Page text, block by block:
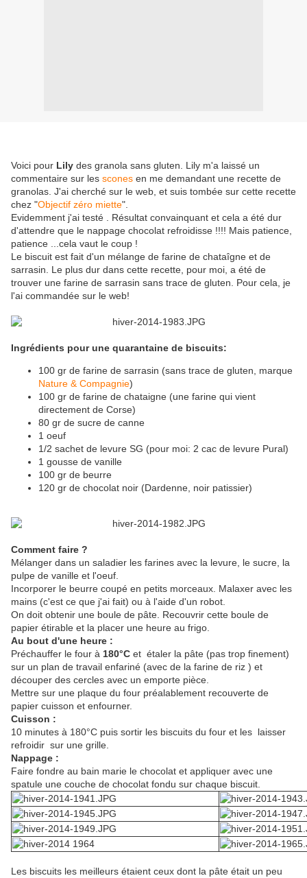
Voici pour Lily des granola sans gluten. Lily m'a laissé un
commentaire sur les scones en me demandant une recette de
granolas. J'ai cherché sur le web, et suis tombée sur cette recette
chez "Objectif zéro miette".
Evidemment j'ai testé . Résultat convainquant et cela a été dur
d'attendre que le nappage chocolat refroidisse !!!! Mais patience,
patience ...cela vaut le coup !
Le biscuit est fait d'un mélange de farine de chataîgne et de
sarrasin. Le plus dur dans cette recette, pour moi, a été de
trouver une farine de sarrasin sans trace de gluten. Pour cela, je
l'ai commandée sur le web!
Ingrédients pour une quarantaine de biscuits:
100 gr de farine de sarrasin (sans trace de gluten, marque
Nature & Compagnie)
100 gr de farine de chataigne (une farine qui vient
directement de Corse)
80 gr de sucre de canne
1 oeuf
1/2 sachet de levure SG (pour moi: 2 cac de levure Pural)
1 gousse de vanille
100 gr de beurre
120 gr de chocolat noir (Dardenne, noir patissier)
Comment faire ?
Mélanger dans un saladier les farines avec la levure, le sucre, la
pulpe de vanille et l'oeuf.
Incorporer le beurre coupé en petits morceaux. Malaxer avec les
mains (c'est ce que j'ai fait) ou à l'aide d'un robot.
On doit obtenir une boule de pâte. Recouvrir cette boule de
papier étirable et la placer une heure au frigo.
Au bout d'une heure :
Préchauffer le four à 180°C et étaler la pâte (pas trop finement)
sur un plan de travail enfariné (avec de la farine de riz ) et
découper des cercles avec un emporte pièce.
Mettre sur une plaque du four préalablement recouverte de
papier cuisson et enfourner.
Cuisson :
10 minutes à 180°C puis sortir les biscuits du four et les laisser
refroidir sur une grille.
Nappage :
Faire fondre au bain marie le chocolat et appliquer avec une
spatule une couche de chocolat fondu sur chaque biscuit.
Les biscuits les meilleurs étaient ceux dont la pâte était un peu